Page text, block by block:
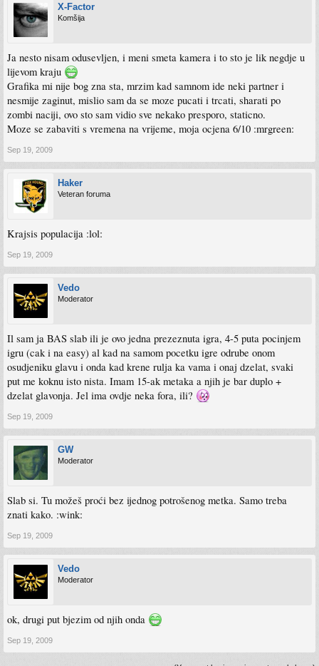
X-Factor
Komšija
Ja nesto nisam odusevljen, i meni smeta kamera i to sto je lik negdje u
lijevom kraju
Grafika mi nije bog zna sta, mrzim kad samnom ide neki partner i
nesmije zaginut, mislio sam da se moze pucati i trcati, sharati po
zombi naciji, ovo sto sam vidio sve nekako presporo, staticno.
Moze se zabaviti s vremena na vrijeme, moja ocjena 6/10 :mrgreen:
Sep 19, 2009
Haker
Veteran foruma
Krajsis populacija :lol:
Sep 19, 2009
Vedo
Moderator
Il sam ja BAS slab ili je ovo jedna prezeznuta igra, 4-5 puta pocinjem
igru (cak i na easy) al kad na samom pocetku igre odrube onom
osudjeniku glavu i onda kad krene rulja ka vama i onaj dzelat, svaki
put me koknu isto nista. Imam 15-ak metaka a njih je bar duplo +
dzelat glavonja. Jel ima ovdje neka fora, ili?
Sep 19, 2009
GW
Moderator
Slab si. Tu možeš proći bez ijednog potrošenog metka. Samo treba
znati kako. :wink:
Sep 19, 2009
Vedo
Moderator
ok, drugi put bjezim od njih onda
Sep 19, 2009